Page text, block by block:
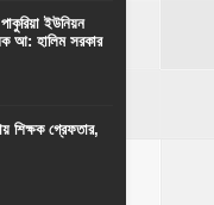
ইউনিয়ন
আ: হালিম সরকার
শিক্ষক গ্রেফতার,